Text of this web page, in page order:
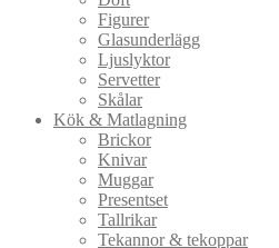
Figurer
Glasunderlägg
Ljuslyktor
Servetter
Skålar
Kök & Matlagning
Brickor
Knivar
Muggar
Presentset
Tallrikar
Tekannor & tekoppar